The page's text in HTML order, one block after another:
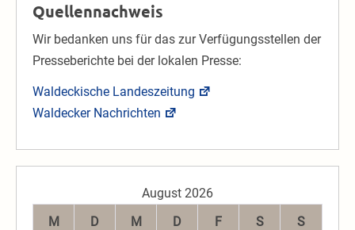
Quellennachweis
Wir bedanken uns für das zur Verfügungsstellen der
Presseberichte bei der lokalen Presse:
Waldeckische Landeszeitung
Waldecker Nachrichten
August 2026
M
D M D F S S